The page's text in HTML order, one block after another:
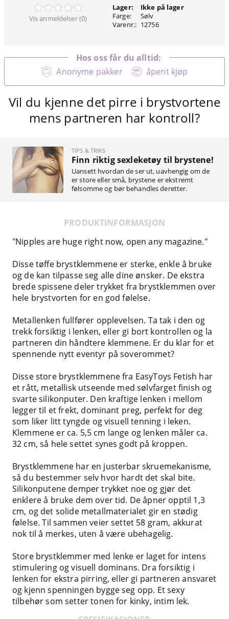
Vis anmeldelser (0)
Lager:
Farge:
Varenr.:
Ikke på lager
Sølv
12756
Anonyme pakker åpent kjøp
Hos oss får du alltid:
Vil du kjenne det pirre i brystvortene
mens partneren har kontroll?
TIPS & TRIKS
Finn riktig sexleketøy til brystene!
Uansett hvordan de ser ut, uavhengig om de
er store eller små, brystene er ekstremt
følsomme og bør behandles deretter.
PRODUKTINFORMASJON
"Nipples are huge right now, open any magazine."
Disse tøffe brystklemmene er sterke, enkle å bruke
og de kan tilpasse seg alle dine ønsker. De ekstra
brede spissene deler trykket fra brystklemmen over
hele brystvorten for en god følelse.
Metallenken fullfører opplevelsen. Ta tak i den og
trekk forsiktig i lenken, eller gi bort kontrollen og la
partneren din håndtere klemmene. Er du klar for et
spennende nytt eventyr på soverommet?
Disse store brystklemmene fra EasyToys Fetish har
et rått, metallisk utseende med sølvfarget finish og
svarte silikonputer. Den kraftige lenken i mellom
legger til et frekt, dominant preg, perfekt for deg
som liker litt tyngde og visuell tenning i leken.
Klemmene er ca. 5,5 cm lange og lenken måler ca.
32 cm, så hele settet synes godt på kroppen.
Brystklemmene har en justerbar skruemekanisme,
så du bestemmer selv hvor hardt det skal bite.
Silikonputene demper trykket noe og gjør det
enklere å bruke dem over tid. De åpner opptil 1,3
cm, og det solide metallmaterialet gir en stødig
følelse. Til sammen veier settet 58 gram, akkurat
nok til å merkes, uten å være ubehagelig.
Store brystklemmer med lenke er laget for intens
stimulering og visuell dominans. Dra forsiktig i
lenken for ekstra pirring, eller gi partneren ansvaret
og kjenn spenningen bygge seg opp. Et sexy
tilbehør som setter tonen for kinky, intim lek.